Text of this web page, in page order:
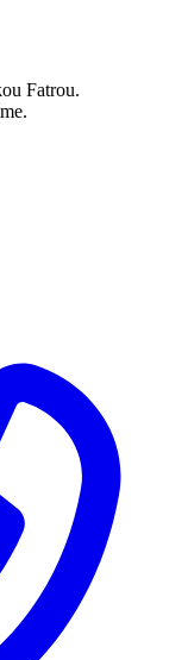
Fatrou.